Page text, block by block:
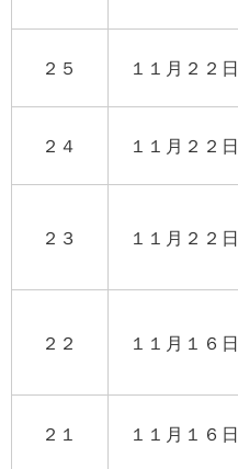
２５ １１月２２日
２４ １１月２２日
２３ １１月２２日
２２ １１月１６日
２１ １１月１６日